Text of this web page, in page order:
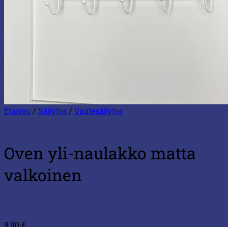
Etusivu / Säilytys / Vaatesäilytys
Oven yli-naulakko matta
valkoinen